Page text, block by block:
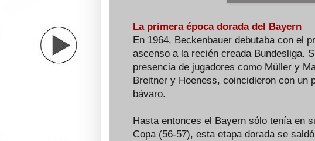
La primera época dorada del Bayern
En 1964, Beckenbauer debutaba con el
ascenso a la recién creada Bundesliga.
presencia de jugadores como Müller y
Breitner y Hoeness, coincidieron con un
bávaro.
Hasta entonces el Bayern sólo tenía en
Copa (56-57), esta etapa dorada se